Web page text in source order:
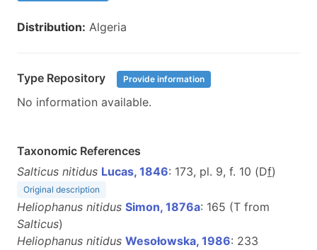
Distribution: Algeria
Type Repository Provide information
No information available.
Taxonomic References
Salticus nitidus Lucas, 1846: 173, pl. 9, f. 10 (Df)
Original description
Heliophanus nitidus Simon, 1876a: 165 (T from
Salticus)
Heliophanus nitidus Wesołowska, 1986: 233